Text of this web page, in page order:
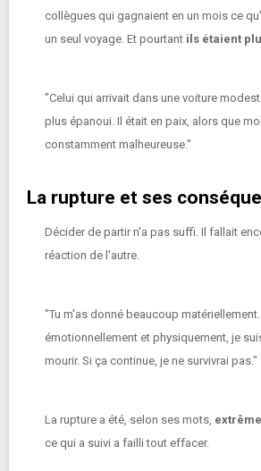
collègues qui gagnaient en un mois ce
un seul voyage. Et pourtant ils étaient
"Celui qui arrivait dans une voiture
plus épanoui. Il était en paix, alors que
constamment malheureuse."
La rupture et ses
Décider de partir n'a pas suffi. Il fallait
réaction de l'autre.
"Tu m'as donné beaucoup
émotionnellement et physiquement, je
mourir. Si ça continue, je ne survivrai pas."
La rupture a été, selon ses mots,
ce qui a suivi a failli tout effacer.